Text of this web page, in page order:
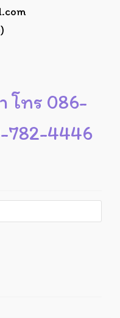
โทร 086-
782-4446